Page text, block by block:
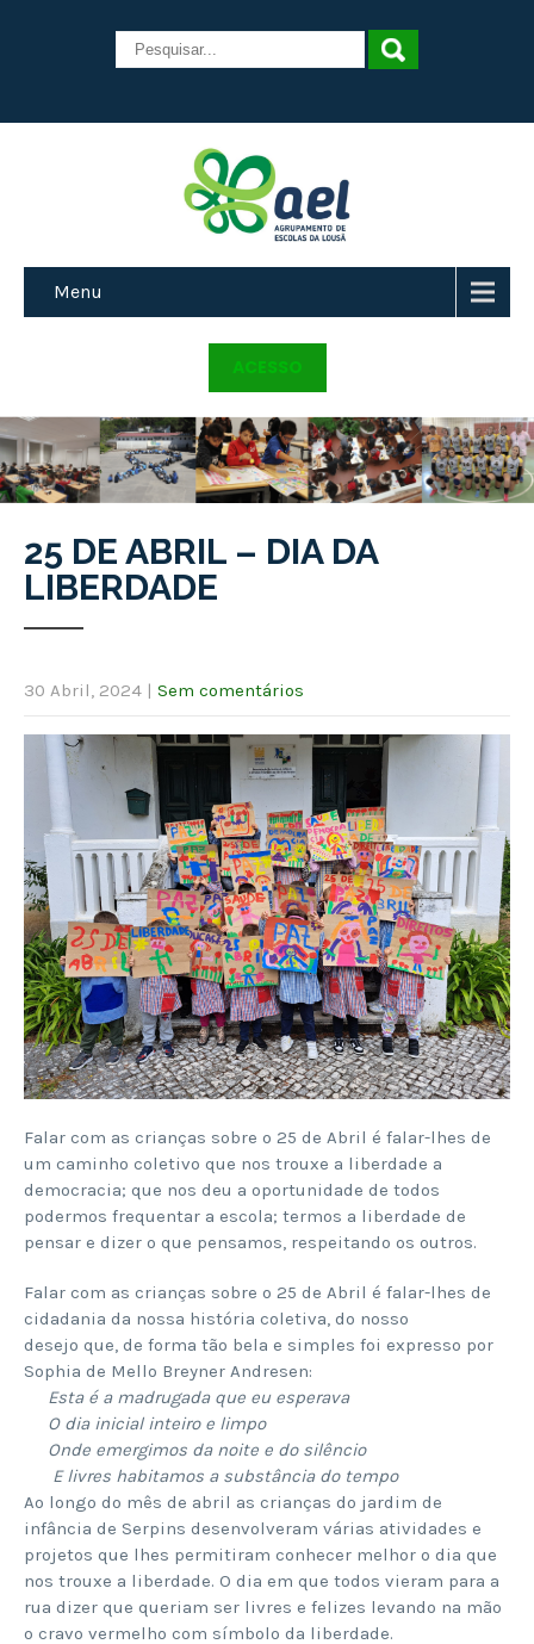
Menu
ACESSO
25 DE ABRIL – DIA DA
LIBERDADE
30 Abril, 2024 | Sem comentários
Falar com as crianças sobre o 25 de Abril é falar-lhes de
um caminho coletivo que nos trouxe a liberdade a
democracia; que nos deu a oportunidade de todos
podermos frequentar a escola; termos a liberdade de
pensar e dizer o que pensamos, respeitando os outros.
Falar com as crianças sobre o 25 de Abril é falar-lhes de
cidadania da nossa história coletiva, do nosso
desejo que, de forma tão bela e simples foi expresso por
Sophia de Mello Breyner Andresen:
Esta é a madrugada que eu esperava
O dia inicial inteiro e limpo
Onde emergimos da noite e do silêncio
E livres habitamos a substância do tempo
Ao longo do mês de abril as crianças do jardim de
infância de Serpins desenvolveram várias atividades e
projetos que lhes permitiram conhecer melhor o dia que
nos trouxe a liberdade. O dia em que todos vieram para a
rua dizer que queriam ser livres e felizes levando na mão
o cravo vermelho com símbolo da liberdade.